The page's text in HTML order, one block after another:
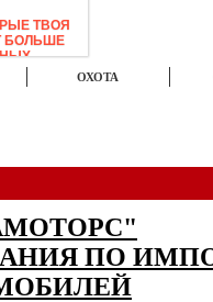
ТВОЯ
БОЛЬШЕ
ОХОТА
ПО